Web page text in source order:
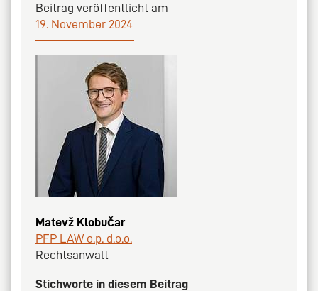
Beitrag veröffentlicht am
19. November 2024
Matevž Klobučar
PFP LAW o.p. d.o.o.
Rechtsanwalt
Stichworte in diesem Beitrag